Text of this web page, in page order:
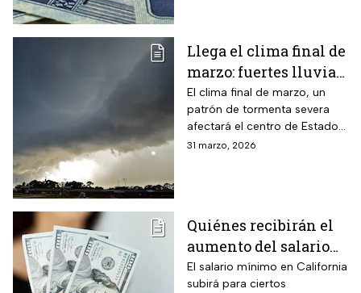
Llega el clima final de
marzo: fuertes lluvias
y riesgo de
inundaciones en EUA
El clima final de marzo, un
patrón de tormenta severa
afectará el centro de Estados
Unidos esta semana, dejará
31 marzo, 2026
Quiénes recibirán el
aumento del salario
mínimo en California
El salario mínimo en California
subirá para ciertos